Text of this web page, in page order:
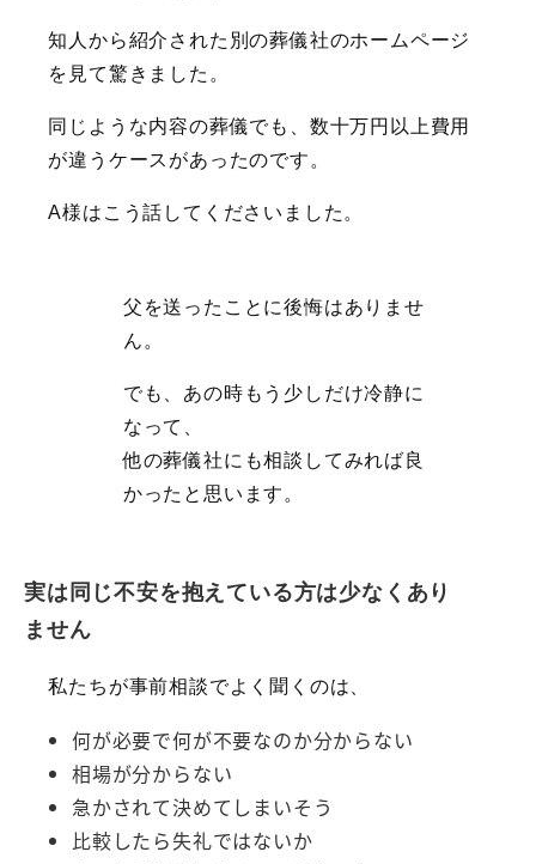
知人から紹介された別の葬儀社のホームページ
を見て驚きました。
同じような内容の葬儀でも、数十万円以上費用
が違うケースがあったのです。
A様はこう話してくださいました。
父を送ったことに後悔はありませ
ん。
でも、あの時もう少しだけ冷静に
なって、
他の葬儀社にも相談してみれば良
かったと思います。
実は同じ不安を抱えている方は少なくあり
ません
私たちが事前相談でよく聞くのは、
何が必要で何が不要なのか分からない
相場が分からない
急かされて決めてしまいそう
比較したら失礼ではないか